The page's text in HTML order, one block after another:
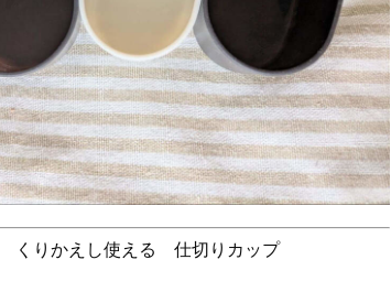
くりかえし使える 仕切りカップ